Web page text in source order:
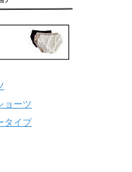
ョーツ
タイプ